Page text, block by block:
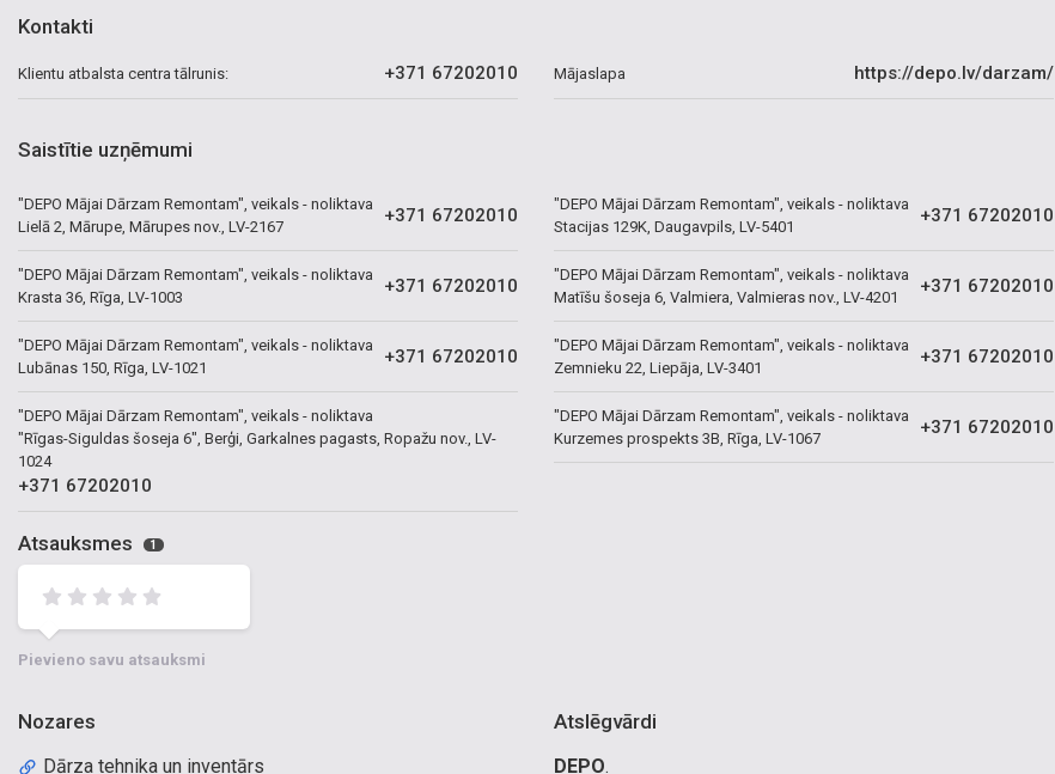
Kontakti
Klientu atbalsta centra tālrunis: +371 67202010 Mājaslapa https://depo.lv/darzam/
Saistītie uzņēmumi
"DEPO Mājai Dārzam Remontam", veikals - noliktava
Lielā 2, Mārupe, Mārupes nov., LV-2167
+371 67202010
"DEPO Mājai Dārzam Remontam", veikals - noliktava
Krasta 36, Rīga, LV-1003
+371 67202010
"DEPO Mājai Dārzam Remontam", veikals - noliktava
Lubānas 150, Rīga, LV-1021
+371 67202010
"DEPO Mājai Dārzam Remontam", veikals - noliktava
"Rīgas-Siguldas šoseja 6", Berģi, Garkalnes pagasts, Ropažu nov., LV-
1024
+371 67202010
"DEPO Mājai Dārzam Remontam", veikals - noliktava
Stacijas 129K, Daugavpils, LV-5401
+371 67202010
"DEPO Mājai Dārzam Remontam", veikals - noliktava
Matīšu šoseja 6, Valmiera, Valmieras nov., LV-4201
+371 67202010
"DEPO Mājai Dārzam Remontam", veikals - noliktava
Zemnieku 22, Liepāja, LV-3401
+371 67202010
"DEPO Mājai Dārzam Remontam", veikals - noliktava
Kurzemes prospekts 3B, Rīga, LV-1067
+371 67202010
Atsauksmes 1
Pievieno savu atsauksmi
Nozares
Dārza tehnika un inventārs
Atslēgvārdi
DEPO.